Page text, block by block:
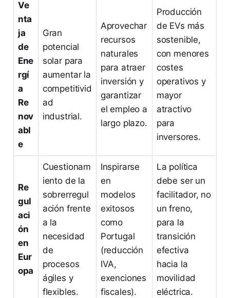
Ve
nta
ja
de
Ene
rgí
a
Re
nov
abl
e
Gran
potencial
solar para
aumentar la
competitivid
ad
industrial.
Aprovechar
recursos
naturales
para atraer
inversión y
garantizar
el empleo a
largo plazo.
Producción
de EVs más
sostenible,
con menores
costes
operativos y
mayor
atractivo
para
inversores.
Re
gul
aci
ón
en
Eur
opa
Cuestionam
iento de la
sobrerregul
ación frente
a la
necesidad
de
procesos
ágiles y
flexibles.
Inspirarse
en
modelos
exitosos
como
Portugal
(reducción
IVA,
exenciones
fiscales).
La política
debe ser un
facilitador, no
un freno,
para la
transición
efectiva
hacia la
movilidad
eléctrica.